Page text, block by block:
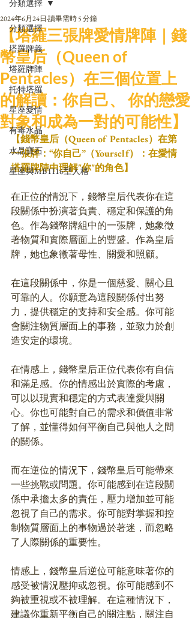
分類選擇
塔羅牌義
塔羅牌陣
托特塔羅
星座愛情
有毒水晶
水晶寶石
星座與MBTI16型人格
分類選擇
【塔羅三張牌愛情牌陣｜錢
幣皇后（Queen of
Pentacles）在三個位置上
的解讀：你自己、 你的戀愛
對象和成為一對的可能性】
2024年6月24日 讀畢需時 5 分鐘
【錢幣皇后（Queen of Pentacles）在第
一張牌：“你自己”（Yourself）：在愛情
塔羅牌陣中理解"你"的角色】
在正位的情況下，錢幣皇后代表你在這
段關係中扮演著負責、穩定和保護的角
色。作為錢幣牌組中的一張牌，她象徵
著物質和實際層面上的豐盛。作為皇后
牌，她也象徵著母性、關愛和照顧。
在這段關係中，你是一個慈愛、關心且
可靠的人。你願意為這段關係付出努
力，提供穩定的支持和安全感。你可能
會關注物質層面上的事務，並致力於創
造安定的環境。
在情感上，錢幣皇后正位代表你有自信
和滿足感。你的情感出於實際的考慮，
可以以現實和穩定的方式表達愛與關
心。你也可能對自己的需求和價值非常
了解，並懂得如何平衡自己與他人之間
的關係。
而在逆位的情況下，錢幣皇后可能帶來
一些挑戰或問題。你可能感到在這段關
係中承擔太多的責任，壓力增加並可能
忽視了自己的需求。你可能對掌握和控
制物質層面上的事物過於著迷，而忽略
了人際關係的重要性。
情感上，錢幣皇后逆位可能意味著你的
感受被情況壓抑或忽視。你可能感到不
夠被重視或不被理解。在這種情況下，
建議你重新平衡自己的關注點，關注自